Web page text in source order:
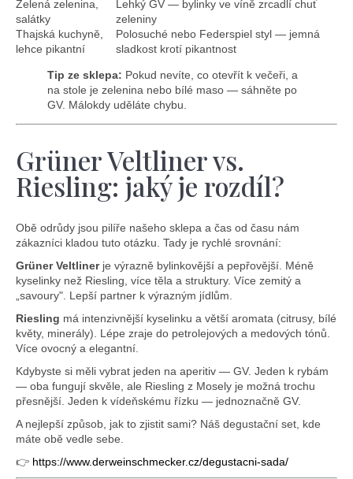
Zelená zelenina,
salátky
Lehký GV — bylinky ve víně zrcadlí chuť
zeleniny
Thajská kuchyně,
lehce pikantní
Polosuché nebo Federspiel styl — jemná
sladkost krotí pikantnost
Tip ze sklepa: Pokud nevíte, co otevřít k večeři, a
na stole je zelenina nebo bílé maso — sáhněte po
GV. Málokdy uděláte chybu.
Grüner Veltliner vs.
Riesling: jaký je rozdíl?
Obě odrůdy jsou pilíře našeho sklepa a čas od času nám
zákazníci kladou tuto otázku. Tady je rychlé srovnání:
Grüner Veltlinerje výrazně bylinkovější a pepřovější. Méně
kyselinky než Riesling, více těla a struktury. Více zemitý a
„savoury". Lepší partner k výrazným jídlům.
Riesling má intenzivnější kyselinku a větší aromata (citrusy, bílé
květy, minerály). Lépe zraje do petrolejových a medových tónů.
Více ovocný a elegantní.
Kdybyste si měli vybrat jeden na aperitiv — GV. Jeden k rybám
— oba fungují skvěle, ale Riesling z Mosely je možná trochu
přesnější. Jeden k vídeňskému řízku — jednoznačně GV.
A nejlepší způsob, jak to zjistit sami? Náš degustační set, kde
máte obě vedle sebe.
👉 https://www.derweinschmecker.cz/degustacni-sada/